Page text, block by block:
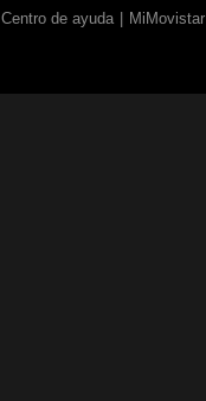
Centro de ayuda MiMovistar